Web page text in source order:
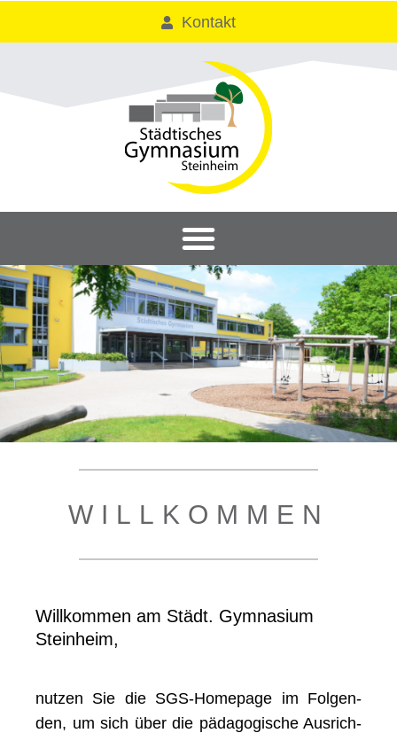
Kontakt
WILL­KOM­MEN
Will­kom­men am Städt. Gym­na­si­um
Steinheim,
nut­zen Sie die SGS-Home­page im Fol­gen­
den, um sich über die päd­ago­gi­sche Aus­rich­